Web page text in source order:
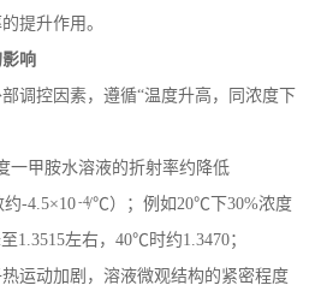
提升作用。
影响
调控因素，遵循“温度升高，同浓度下
一甲胺水溶液的折射率约降低
约-4.5×10-4/℃）；例如20℃下30%浓度
1.3515左右， 40℃时约1.3470；
运动加剧，溶液微观结构的紧密程度